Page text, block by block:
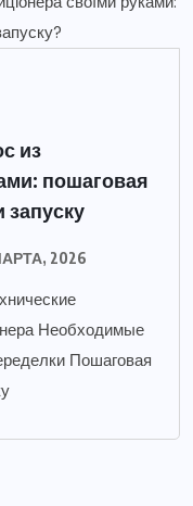
из
пошаговая
запуску
2026
Необходимые
Пошаговая